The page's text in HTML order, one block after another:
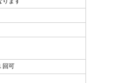
回可